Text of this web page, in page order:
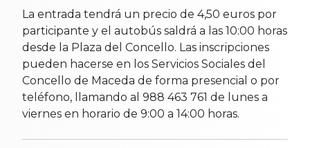
La entrada tendrá un precio de 4,50 euros por
participante y el autobús saldrá a las 10:00 horas
desde la Plaza del Concello. Las inscripciones
pueden hacerse en los Servicios Sociales del
Concello de Maceda de forma presencial o por
teléfono, llamando al 988 463 761 de lunes a
viernes en horario de 9:00 a 14:00 horas.